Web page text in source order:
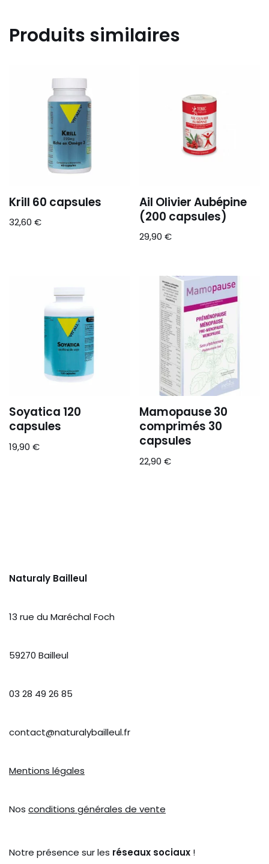
Produits similaires
Krill 60 capsules
32,60 €
Ail Olivier Aubépine
(200 capsules)
29,90€
Soyatica 120
capsules
19,90 €
Mamopause 30
comprimés 30
capsules
22,90€
Naturaly Bailleul
13 rue du Maréchal Foch
59270 Bailleul
03 28 49 26 85
contact@naturalybailleul.fr
Mentions légales
Nos conditions générales de vente
Notre présence sur les réseaux sociaux !